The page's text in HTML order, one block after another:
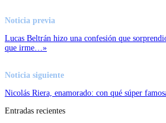
Noticia previa
Lucas Beltrán hizo una confesión que
que irme…»
Noticia siguiente
Nicolás Riera, enamorado: con qué súper
Entradas recientes